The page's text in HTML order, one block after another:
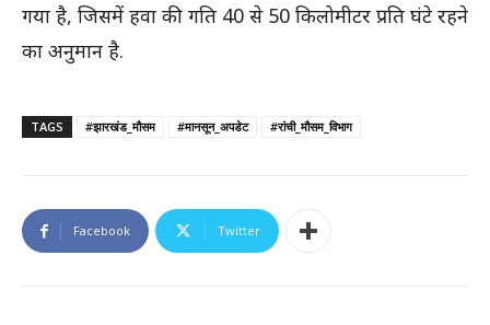
गया है, जिसमें हवा की गति 40 से 50 किलोमीटर प्रति घंटे रहने
का अनुमान है.
TAGS #झारखंड_मौसम #मानसून_अपडेट #रांची_मौसम_विभाग
Facebook Twitter